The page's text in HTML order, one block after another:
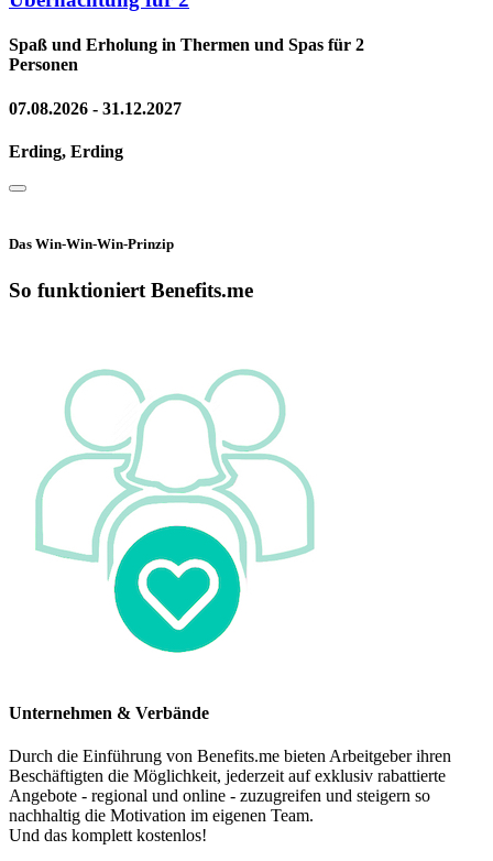
Spaß und Erholung in Thermen und Spas für 2
Personen
07.08.2026 - 31.12.2027
Erding, Erding
Das Win-Win-Win-Prinzip
So funktioniert Benefits.me
Unternehmen & Verbände
Durch die Einführung von Benefits.me bieten Arbeitgeber ihren
Beschäftigten die Möglichkeit, jederzeit auf exklusiv rabattierte
Angebote - regional und online - zuzugreifen und steigern so
nachhaltig die Motivation im eigenen Team.
Und das komplett kostenlos!